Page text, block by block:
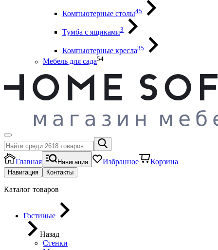
Компьютерные столы45
Тумба с ящиками3
Компьютерные кресла35
Мебель для сада54
Главная Навигация Избранное Корзина
Навигация Контакты
Каталог товаров
Гостиные
Назад
Стенки